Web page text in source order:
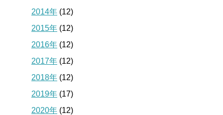
2014年 (12)
2015年 (12)
2016年 (12)
2017年 (12)
2018年 (12)
2019年 (17)
2020年 (12)